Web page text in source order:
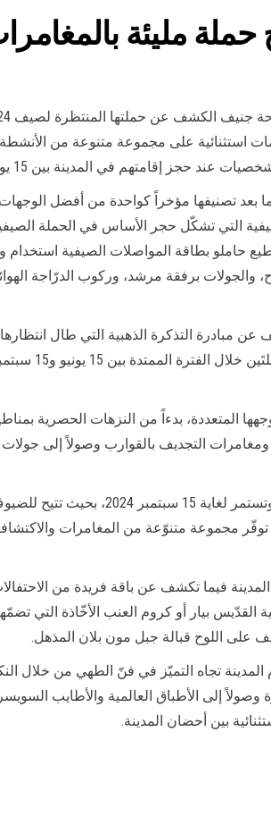
مليئة بالمغامرات
استثنائية على مجموعة متنوعة من
إقامتهم في المدينة بين 15 يونيو و15 سبتمبر.
برفقة مرشد، وركوب الدرّاجة
مبادرة التذكرة الذهبية التي طال
المتعددة، بدءاً من النزهات الحصرية
ومغامرات التجديف بالقوارب وصولاً إلى
تتوفر حملة جنيف الصيفية لفترة
مجموعة متنوّعة من المغامرات
فيما تكشف عن باقة فريدة من
القدّيس بيار أو كروم العنب الأخّاذة
على اللوح قبالة جبل مون بلان المذهل.
المدينة تجاه التميّز في فنّ الطهي من
وصولاً إلى الأطباق العالمية والأطايب
بين أحضان المدينة.